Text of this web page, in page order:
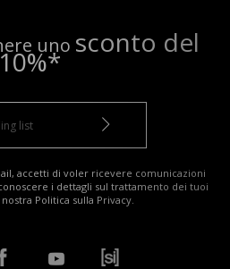
uno sconto del
10%*
accetti di voler ricevere comunicazioni
i dettagli sul trattamento dei tuoi
Politica sulla Privacy.